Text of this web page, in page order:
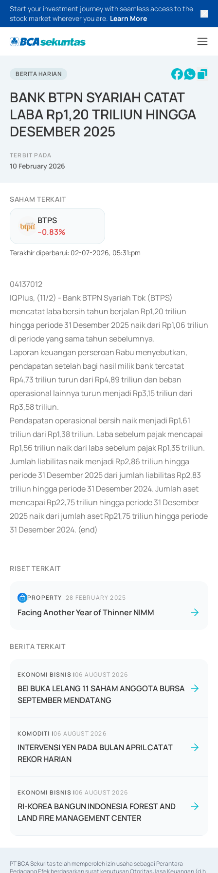
Start your investment journey with seamless access to the
stock market wherever you are. Learn More
BERITA HARIAN
BANK BTPN SYARIAH CATAT
LABA Rp1,20 TRILIUN HINGGA
DESEMBER 2025
TERBIT PADA
10 February 2026
SAHAM TERKAIT
BTPS
--0.83%
Terakhir diperbarui: 02-07-2026, 05:31:pm
04137012
IQPlus, (11/2) - Bank BTPN Syariah Tbk (BTPS)
mencatat laba bersih tahun berjalan Rp1,20 triliun
hingga periode 31 Desember 2025 naik dari Rp1,06 triliun
di periode yang sama tahun sebelumnya.
Laporan keuangan perseroan Rabu menyebutkan,
pendapatan setelah bagi hasil milik bank tercatat
Rp4,73 triliun turun dari Rp4,89 triliun dan beban
operasional lainnya turun menjadi Rp3,15 triliun dari
Rp3,58 triliun.
Pendapatan operasional bersih naik menjadi Rp1,61
triliun dari Rp1,38 triliun. Laba sebelum pajak mencapai
Rp1,56 triliun naik dari laba sebelum pajak Rp1,35 triliun.
Jumlah liabilitas naik menjadi Rp2,86 triliun hingga
periode 31 Desember 2025 dari jumlah liabilitas Rp2,83
triliun hingga periode 31 Desember 2024. Jumlah aset
mencapai Rp22,75 triliun hingga periode 31 Desember
2025 naik dari jumlah aset Rp21,75 triliun hingga periode
31 Desember 2024. (end)
RISET TERKAIT
PROPERTY|28 FEBRUARY 2025
Facing Another Year of Thinner NIMM
BERITA TERKAIT
EKONOMI BISNIS |06 AUGUST 2026
BEI BUKA LELANG 11 SAHAM ANGGOTA BURSA
SEPTEMBER MENDATANG
KOMODITI |06 AUGUST 2026
INTERVENSI YEN PADA BULAN APRIL CATAT
REKOR HARIAN
EKONOMI BISNIS |06 AUGUST 2026
RI-KOREA BANGUN INDONESIA FOREST AND
LAND FIRE MANAGEMENT CENTER
PT BCA Sekuritas telah memperoleh izin usaha sebagai Perantara
Pedagang Efek berdasarkan surat keputusan Otoritas Jasa Keuangan (d.h